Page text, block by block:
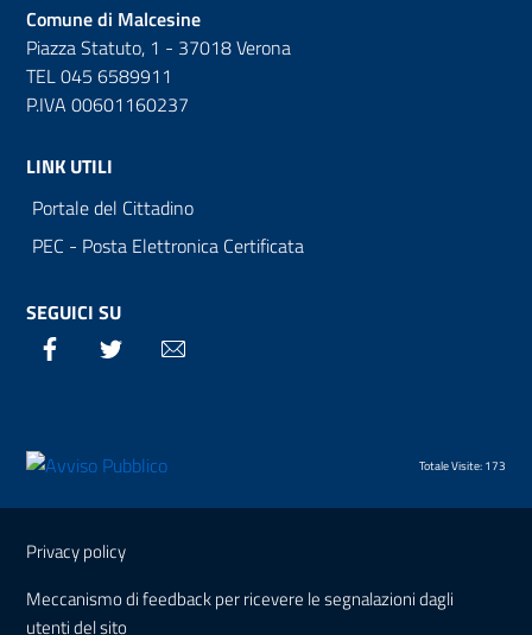
Comune di Malcesine
Piazza Statuto, 1 - 37018 Verona
TEL 045 6589911
P.IVA 00601160237
LINK UTILI
Portale del Cittadino
PEC - Posta Elettronica Certificata
SEGUICI SU
Facebook Twitter
Totale Visite: 173
Sezione Link Utili
Privacy policy
Meccanismo di feedback per ricevere le segnalazioni dagli
utenti del sito